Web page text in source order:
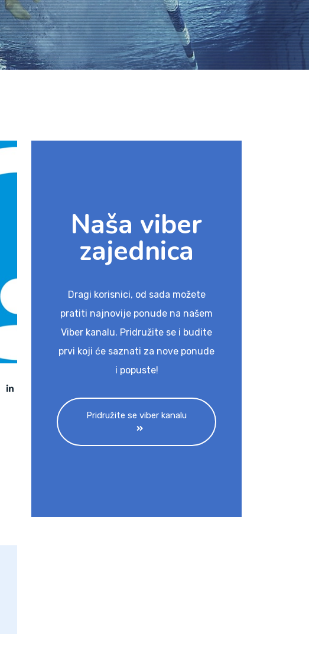
Naša viber
zajednica
Dragi korisnici, od sada možete
pratiti najnovije ponude na našem
Viber kanalu. Pridružite se i budite
prvi koji će saznati za nove ponude
i popuste!
Pridružite se viber kanalu